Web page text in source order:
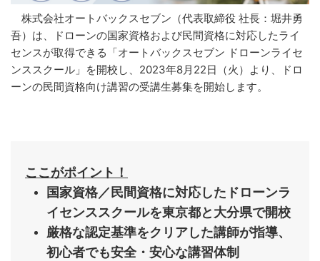
株式会社オートバックスセブン（代表取締役 社長：堀井勇
吾）は、ドローンの国家資格および民間資格に対応したライ
センスが取得できる「オートバックスセブン ドローンライセ
ンススクール」を開校し、2023年8月22日（火）より、ドロ
ーンの民間資格向け講習の受講生募集を開始します。
ここがポイント！
国家資格／民間資格に対応したドローンラ
イセンススクールを東京都と大分県で開校
厳格な認定基準をクリアした講師が指導、
初心者でも安全・安心な講習体制